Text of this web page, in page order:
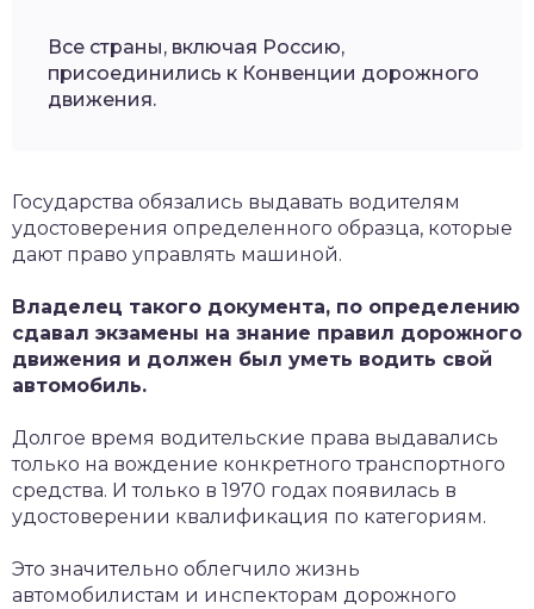
Все страны, включая Россию,
присоединились к Конвенции дорожного
движения.
Государства обязались выдавать водителям
удостоверения определенного образца, которые
дают право управлять машиной.
Владелец такого документа, по определению
сдавал экзамены на знание правил дорожного
движения и должен был уметь водить свой
автомобиль.
Долгое время водительские права выдавались
только на вождение конкретного транспортного
средства. И только в 1970 годах появилась в
удостоверении квалификация по категориям.
Это значительно облегчило жизнь
автомобилистам и инспекторам дорожного